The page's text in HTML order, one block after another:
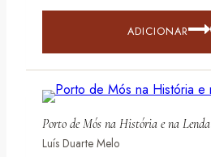
ADICIONAR
Porto de Mós na História e na Lenda
Luís Duarte Melo